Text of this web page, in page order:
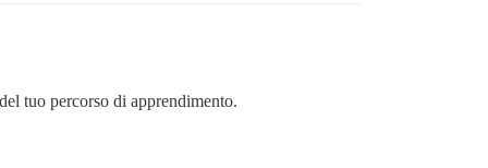
tuo percorso di apprendimento.